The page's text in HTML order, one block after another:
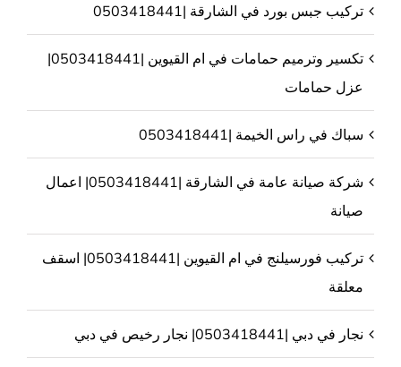
تركيب جبس بورد في الشارقة |0503418441
تكسير وترميم حمامات في ام القيوين |0503418441|
عزل حمامات
سباك في راس الخيمة |0503418441
شركة صيانة عامة في الشارقة |0503418441| اعمال
صيانة
تركيب فورسيلنج في ام القيوين |0503418441| اسقف
معلقة
نجار في دبي |0503418441| نجار رخيص في دبي